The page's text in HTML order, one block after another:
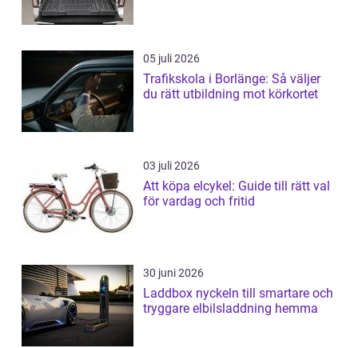
05 juli 2026
Trafikskola i Borlänge: Så väljer
du rätt utbildning mot körkortet
03 juli 2026
Att köpa elcykel: Guide till rätt val
för vardag och fritid
30 juni 2026
Laddbox nyckeln till smartare och
tryggare elbilsladdning hemma